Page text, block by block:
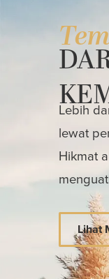
Lebih
lewat
Hikmat
Lihat